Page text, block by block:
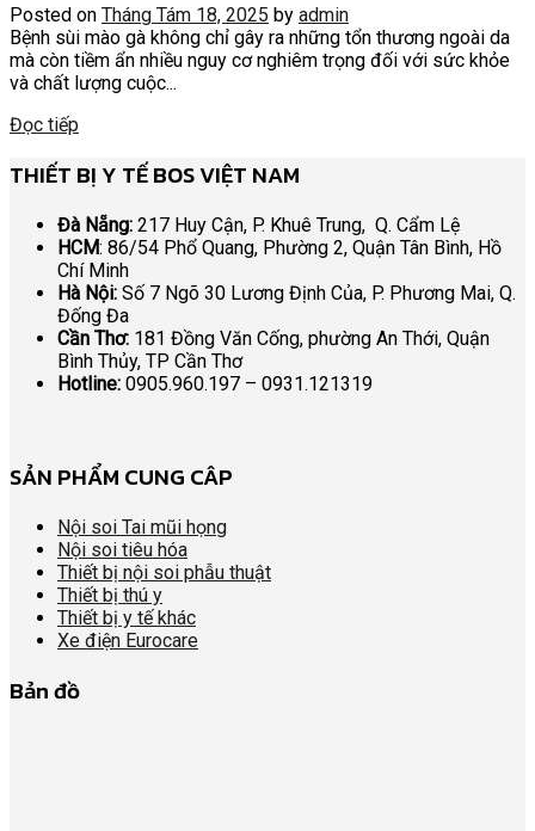
Posted on Tháng Tám 18, 2025 by admin
Bệnh sùi mào gà không chỉ gây ra những tổn thương ngoài da
mà còn tiềm ẩn nhiều nguy cơ nghiêm trọng đối với sức khỏe
và chất lượng cuộc...
Đọc tiếp
THIẾT BỊ Y TẾ BOS VIỆT NAM
Đà Nẵng: 217 Huy Cận, P. Khuê Trung, Q. Cẩm Lệ
HCM: 86/54 Phổ Quang, Phường 2, Quận Tân Bình, Hồ
Chí Minh
Hà Nội: Số 7 Ngõ 30 Lương Định Của, P. Phương Mai, Q.
Đống Đa
Cần Thơ: 181 Đồng Văn Cống, phường An Thới, Quận
Bình Thủy, TP Cần Thơ
Hotline: 0905.960.197 – 0931.121319
SẢN PHẨM CUNG CÂP
Nội soi Tai mũi họng
Nội soi tiêu hóa
Thiết bị nội soi phẫu thuật
Thiết bị thú y
Thiết bị y tế khác
Xe điện Eurocare
Bản đồ